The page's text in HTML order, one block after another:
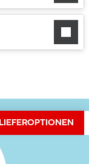
LIEFEROPTIONEN